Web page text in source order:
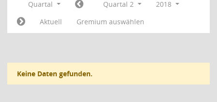
Quartal Quartal 2
2018
Aktuell
Gremium auswählen
Keine Daten gefunden.